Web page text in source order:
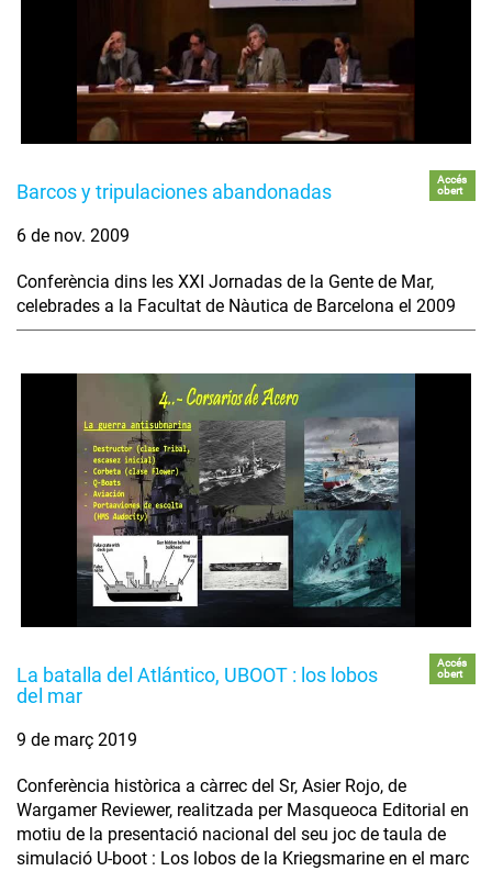
Barcos y tripulaciones abandonadas
Accés
obert
6 de nov. 2009
Conferència dins les XXI Jornadas de la Gente de Mar,
celebrades a la Facultat de Nàutica de Barcelona el 2009
La batalla del Atlántico, UBOOT : los lobos
del mar
Accés
obert
9 de març 2019
Conferència històrica a càrrec del Sr, Asier Rojo, de
Wargamer Reviewer, realitzada per Masqueoca Editorial en
motiu de la presentació nacional del seu joc de taula de
simulació U-boot : Los lobos de la Kriegsmarine en el marc